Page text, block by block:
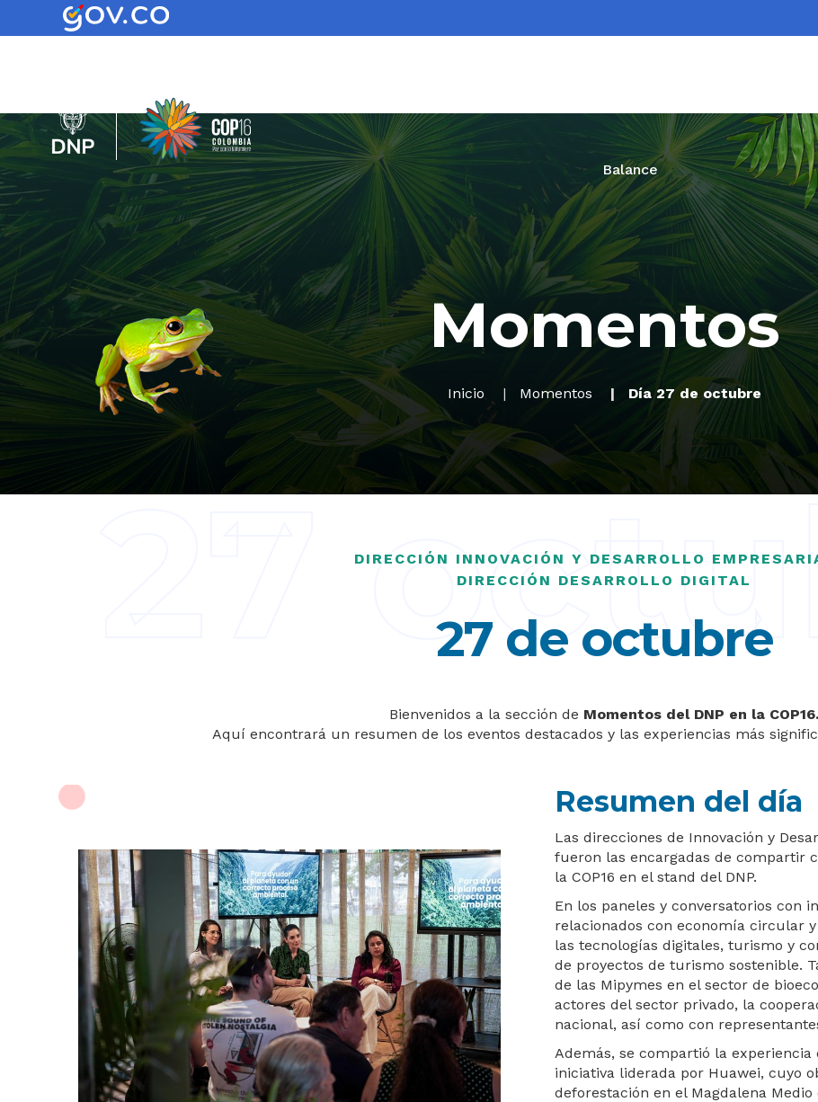
Balance
Momentos
Inicio Momentos Día 27 de octubre
27DIRECCIÓN INNOVACIÓN Y DESARROLLO
DIRECCIÓN DESARROLLO DIGITAL
27 de octubre
Bienvenidos a la sección de Momentos del DNP en la COP16.
Aquí encontrará un resumen de los eventos destacados y las experiencias más
Resumen del día
Las direcciones de Innovación y
fueron las encargadas de compartir
la COP16 en el stand del DNP.
En los paneles y conversatorios con
relacionados con economía circular
las tecnologías digitales, turismo y
de proyectos de turismo sostenible.
de las Mipymes en el sector de
actores del sector privado, la
nacional, así como con
Además, se compartió la experiencia
iniciativa liderada por Huawei, cuyo
deforestación en el Magdalena